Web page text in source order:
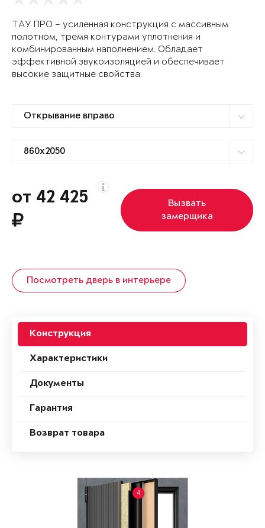
ТАУ ПРО – усиленная конструкция с массивным
полотном, тремя контурами уплотнения и
комбинированным наполнением. Обладает
эффективной звукоизоляцией и обеспечивает
высокие защитные свойства.
от 42 425
Вызвать
замерщика
Посмотреть дверь в интерьере
Конструкция
Характеристики
Документы
Гарантия
Возврат товара
4